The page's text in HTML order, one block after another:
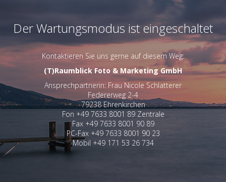
Der Wartungsmodus ist eingeschaltet
Kontaktieren Sie uns gerne auf diesem Weg:
(T)Raumblick Foto & Marketing GmbH
Ansprechpartnerin: Frau Nicole Schlatterer
Federerweg 2-4
79238 Ehrenkirchen
Fon +49 7633 8001 89 Zentrale
Fax +49 7633 8001 90 89
PC-Fax +49 7633 8001 90 23
Mobil +49 171 53 26 734